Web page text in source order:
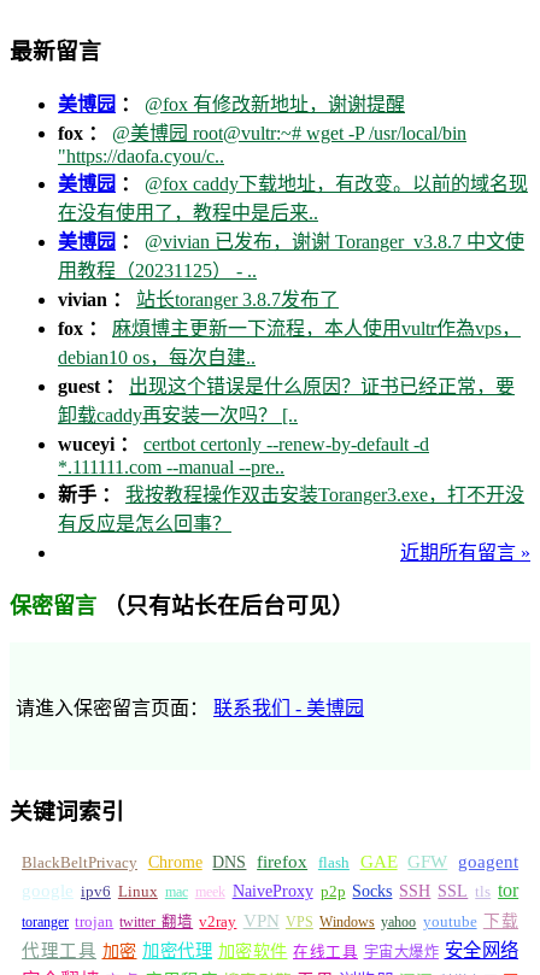
最新留言
美博园 ： @fox 有修改新地址，谢谢提醒
fox ： @美博园 root@vultr:~# wget -P /usr/local/bin
"https://daofa.cyou/c..
美博园 ： @fox caddy下载地址，有改变。以前的域名现
在没有使用了，教程中是后来..
美博园 ： @vivian 已发布，谢谢 Toranger_v3.8.7 中文使
用教程（20231125） - ..
vivian ： 站长toranger 3.8.7发布了
fox ： 麻煩博主更新一下流程，本人使用vultr作為vps，
debian10 os，每次自建..
guest ： 出现这个错误是什么原因？证书已经正常，要
卸载caddy再安装一次吗？ [..
wuceyi ： certbot certonly --renew-by-default -d
*.111111.com --manual --pre..
新手 ： 我按教程操作双击安装Toranger3.exe，打不开没
有反应是怎么回事？
近期所有留言 »
保密留言 （只有站长在后台可见）
请進入保密留言页面： 联系我们 - 美博园
关键词索引
BlackBeltPrivacy Chrome DNS firefox flash GAE GFW
goagent
google ipv6 Linux mac meek NaiveProxy p2p Socks SSH SSL tls tor
toranger trojan twitter 翻墙 v2ray VPN VPS Windows yahoo youtube 下载
代理工具 加密 加密代理 加密软件 在线工具 宇宙大爆炸 安全网络